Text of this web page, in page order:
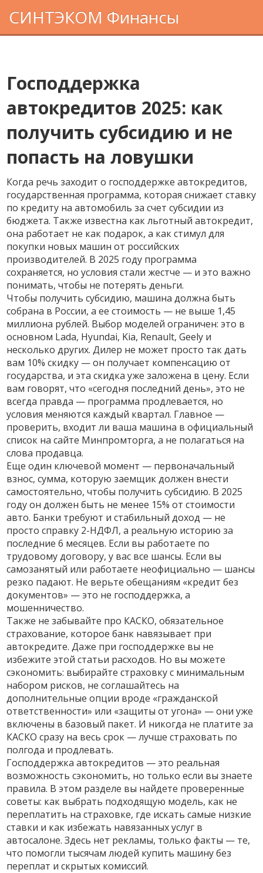
СИНТЭКОМ Финансы
Господдержка
автокредитов 2025: как
получить субсидию и не
попасть на ловушки
Когда речь заходит о господдержке автокредитов,
государственная программа, которая снижает ставку
по кредиту на автомобиль за счет субсидии из
бюджета. Также известна какльготный автокредит,
она работает не как подарок, а как стимул для
покупки новых машин от российских
производителей. В 2025 году программа
сохраняется, но условия стали жестче — и это важно
понимать, чтобы не потерять деньги.
Чтобы получить субсидию, машина должна быть
собрана в России, а ее стоимость — не выше 1,45
миллиона рублей. Выбор моделей ограничен: это в
основном Lada, Hyundai, Kia, Renault, Geely и
несколько других. Дилер не может просто так дать
вам 10% скидку — он получает компенсацию от
государства, и эта скидка уже заложена в цену. Если
вам говорят, что «сегодня последний день», это не
всегда правда — программа продлевается, но
условия меняются каждый квартал. Главное —
проверить, входит ли ваша машина в официальный
список на сайте Минпромторга, а не полагаться на
слова продавца.
Еще один ключевой момент — первоначальный
взнос,сумма, которую заемщик должен внести
самостоятельно, чтобы получить субсидию. В 2025
году он должен быть не менее 15% от стоимости
авто. Банки требуют и стабильный доход — не
просто справку 2-НДФЛ, а реальную историю за
последние 6 месяцев. Если вы работаете по
трудовому договору, у вас все шансы. Если вы
самозанятый или работаете неофициально — шансы
резко падают. Не верьте обещаниям «кредит без
документов» — это не господдержка, а
мошенничество.
Также не забывайте про КАСКО,обязательное
страхование, которое банк навязывает при
автокредите. Даже при господдержке вы не
избежите этой статьи расходов. Но вы можете
сэкономить: выбирайте страховку с минимальным
набором рисков, не соглашайтесь на
дополнительные опции вроде «гражданской
ответственности» или «защиты от угона» — они уже
включены в базовый пакет. И никогда не платите за
КАСКО сразу на весь срок — лучше страховать по
полгода и продлевать.
Господдержка автокредитов — это реальная
возможность сэкономить, но только если вы знаете
правила. В этом разделе вы найдете проверенные
советы: как выбрать подходящую модель, как не
переплатить на страховке, где искать самые низкие
ставки и как избежать навязанных услуг в
автосалоне. Здесь нет рекламы, только факты — те,
что помогли тысячам людей купить машину без
переплат и скрытых комиссий.